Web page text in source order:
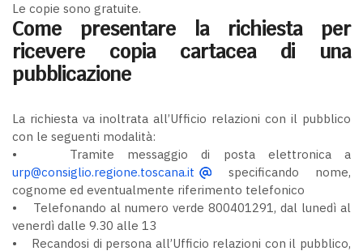
Le copie sono gratuite.
Come presentare la richiesta per
ricevere copia cartacea di una
pubblicazione
La richiesta va inoltrata all’Ufficio relazioni con il pubblico
con le seguenti modalità:
• Tramite messaggio di posta elettronica a
urp@consiglio.regione.toscana.it
specificando nome,
cognome ed eventualmente riferimento telefonico
• Telefonando al numero verde 800401291, dal lunedì al
venerdì dalle 9.30 alle 13
• Recandosi di persona all’Ufficio relazioni con il pubblico,